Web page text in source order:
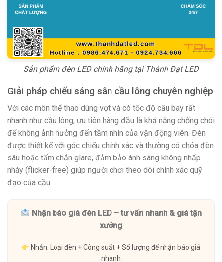
Sản phẩm đèn LED chính hãng tại Thành Đạt LED
Giải pháp chiếu sáng sân cầu lông chuyên nghiệp
Với các môn thể thao dùng vợt và có tốc độ cầu bay rất
nhanh như cầu lông, ưu tiên hàng đầu là khả năng chống chói
để không ảnh hưởng đến tầm nhìn của vận động viên. Đèn
được thiết kế với góc chiếu chính xác và thường có chóa đèn
sâu hoặc tấm chắn glare, đảm bảo ánh sáng không nhấp
nháy (flicker-free) giúp người chơi theo dõi chính xác quỹ
đạo của cầu.
Nhận báo giá đèn LED – tư vấn nhanh & giá tận
xưởng
Nhắn: Loại đèn + Công suất + Số lượng để nhận báo giá
nhanh